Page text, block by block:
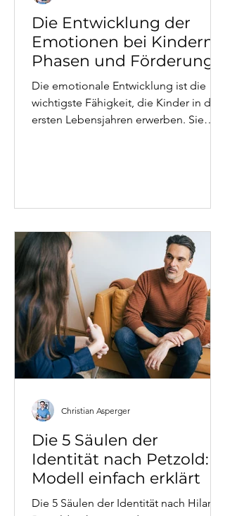
Die Entwicklung der
Emotionen bei Kindern:
Phasen und Förderung
Die emotionale Entwicklung ist die
wichtigste Fähigkeit, die Kinder in den
ersten Lebensjahren erwerben. Sie
professionelle Unterstützung sinnvoll
ist.
Die 5 Säulen der
Identität nach Petzold:
Modell einfach erklärt
Die 5 Säulen der Identität nach Hilarion
Christian Asperger